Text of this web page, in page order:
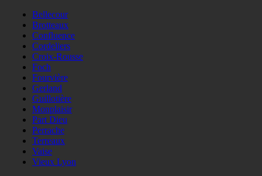
Bellecour
Brotteaux
Confluence
Cordeliers
Croix-Rousse
Foch
Fourvière
Gerland
Guillotière
Monplaisir
Part Dieu
Perrache
Terreaux
Vaise
Vieux Lyon